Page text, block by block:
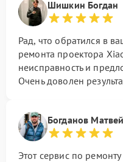
Шишкин Богдан
Рад, что обратился в
ремонта проектора
неисправность и
Очень доволен
Богданов Матвей
Этот сервис по